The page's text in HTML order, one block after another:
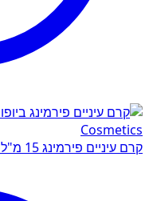
קרם עיניים פירמינג 15 מ"ל Biofor ביופור